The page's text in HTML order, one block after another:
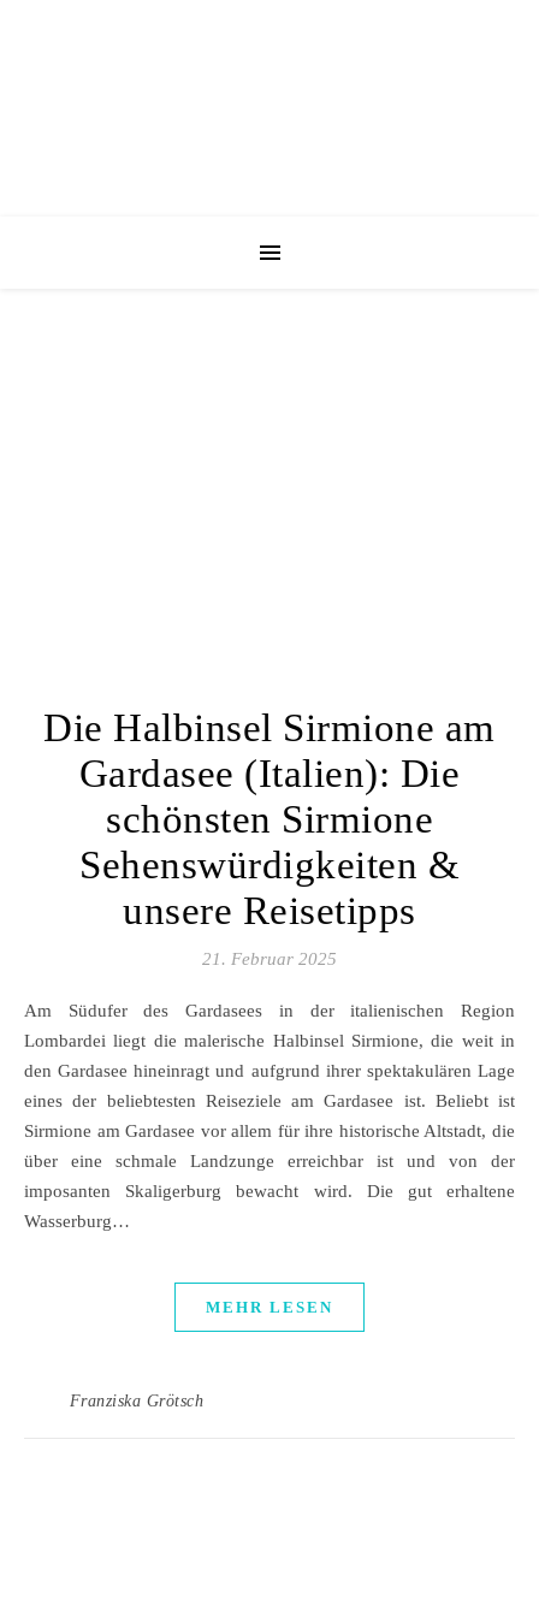
Die Halbinsel Sirmione am
Gardasee (Italien): Die
schönsten Sirmione
Sehenswürdigkeiten &
unsere Reisetipps
21. Februar 2025
Am Südufer des Gardasees in der italienischen Region
Lombardei liegt die malerische Halbinsel Sirmione, die weit in
den Gardasee hineinragt und aufgrund ihrer spektakulären Lage
eines der beliebtesten Reiseziele am Gardasee ist. Beliebt ist
Sirmione am Gardasee vor allem für ihre historische Altstadt, die
über eine schmale Landzunge erreichbar ist und von der
imposanten Skaligerburg bewacht wird. Die gut erhaltene
Wasserburg…
MEHR LESEN
Franziska Grötsch